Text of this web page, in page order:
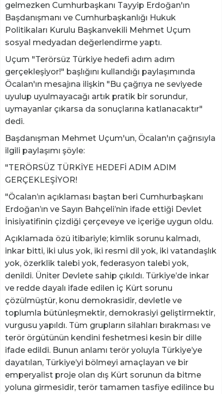
gelmezken Cumhurbaşkanı Tayyip Erdoğan'ın
Başdanışmanı ve Cumhurbaşkanlığı Hukuk
Politikaları Kurulu Başkanvekili Mehmet Uçum
sosyal medyadan değerlendirme yaptı.
Uçum "Terörsüz Türkiye hedefi adım adım
gerçekleşiyor!" başlığını kullandığı paylaşımında
Öcalan'ın mesajına ilişkin "Bu çağrıya ne seviyede
uyulup uyulmayacağı artık pratik bir sorundur,
uymayanlar çıkarsa da sonuçlarına katlanacaktır"
dedi.
Başdanışman Mehmet Uçum'un, Öcalan'ın çağrısıyla
ilgili paylaşımı şöyle:
"TERÖRSÜZ TÜRKİYE HEDEFİ ADIM ADIM
GERÇEKLEŞİYOR!
"Öcalan’ın açıklaması baştan beri Cumhurbaşkanı
Erdoğan’ın ve Sayın Bahçeli’nin ifade ettiği Devlet
İnisiyatifinin çizdiği çerçeveye ve içeriğe uygun oldu.
Açıklamada özü itibariyle; kimlik sorunu kalmadı,
inkar bitti, iki ulus yok, iki resmi dil yok, iki vatandaşlık
yok, özerklik talebi yok, federasyon talebi yok,
denildi. Üniter Devlete sahip çıkıldı. Türkiye’de inkar
ve redde dayalı ifade edilen iç Kürt sorunu
çözülmüştür, konu demokrasidir, devletle ve
toplumla bütünleşmektir, demokrasiyi geliştirmektir,
vurgusu yapıldı. Tüm grupların silahları bırakması ve
terör örgütünün kendini feshetmesi kesin bir dille
ifade edildi. Bunun anlamı terör yoluyla Türkiye’ye
dayatılan, Türkiye’yi bölmeyi amaçlayan ve bir
emperyalist proje olan dış Kürt sorunun da bitme
yoluna girmesidir, terör tamamen tasfiye edilince bu